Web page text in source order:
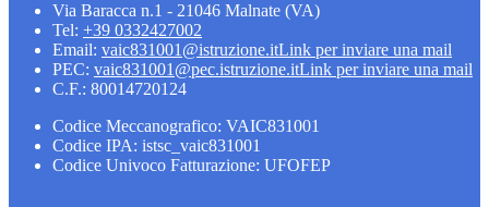
Via Baracca n.1 - 21046 Malnate (VA)
Tel: +39 0332427002
Email: vaic831001@istruzione.itLink per inviare una mail
PEC: vaic831001@pec.istruzione.itLink per inviare una mail
C.F.: 80014720124
Codice Meccanografico: VAIC831001
Codice IPA: istsc_vaic831001
Codice Univoco Fatturazione: UFOFEP